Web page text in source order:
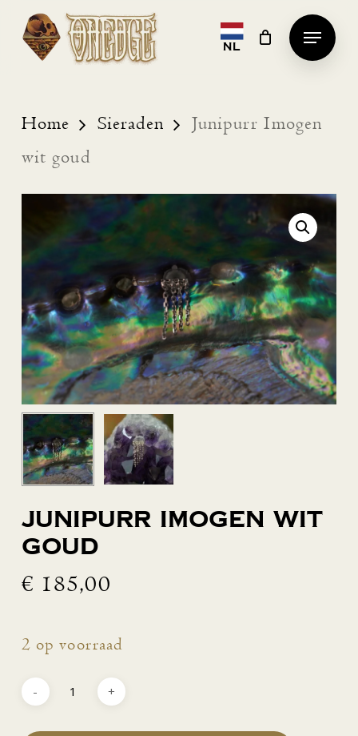
Skip
content
NL
Menu
Home Sieraden
Junipurr Imogen
wit goud
Junipurr Imogen wit
goud
€ 185,00
2 op voorraad